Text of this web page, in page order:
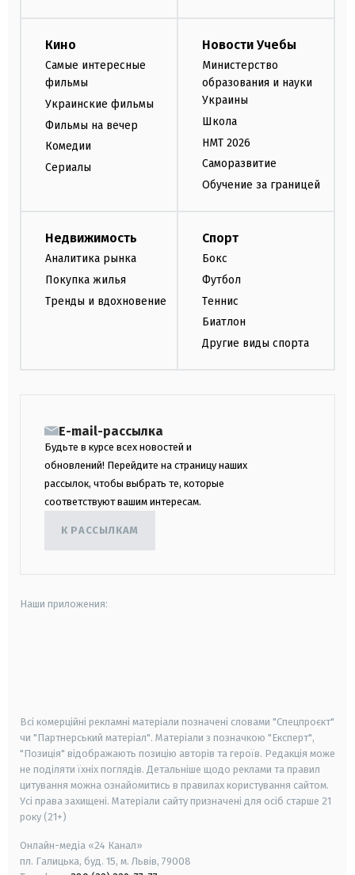
Кино
Самые интересные
фильмы
Украинские фильмы
Фильмы на вечер
Комедии
Сериалы
Новости Учебы
Министерство
образования и науки
Украины
Школа
НМТ 2026
Саморазвитие
Обучение за границей
Недвижимость
Аналитика рынка
Покупка жилья
Тренды и вдохновение
Спорт
Бокс
Футбол
Теннис
Биатлон
Другие виды спорта
E-mail-рассылка
Будьте в курсе всех новостей и
обновлений! Перейдите на страницу наших
рассылок, чтобы выбрать те, которые
соответствуют вашим интересам.
К РАССЫЛКАМ
Наши приложения:
Всі комерційні рекламні матеріали позначені словами "Спецпроєкт"
чи "Партнерський матеріал". Матеріали з позначкою "Експерт",
"Позиція" відображають позицію авторів та героїв. Редакція може
не поділяти їхніх поглядів. Детальніше щодо реклами та правил
цитування можна ознайомитись в правилах користування сайтом.
Усі права захищені. Матеріали сайту призначені для осіб старше 21
року (21+)
Онлайн-медіа «24 Канал»
пл. Галицька, буд. 15, м. Львів, 79008